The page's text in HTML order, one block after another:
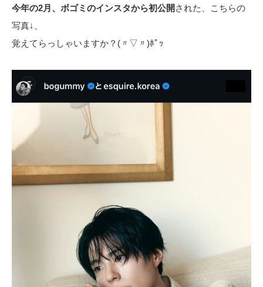
今年の2月、ボゴミのインスタから初公開 された、こちらの
写真↓、
覚えてらっしゃいますか？(〃▽〃)ﾎﾟｯ